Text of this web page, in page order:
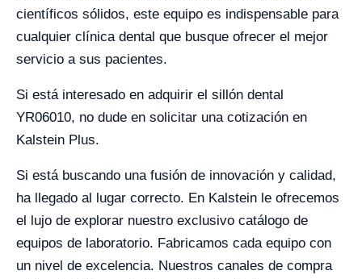
científicos sólidos, este equipo es indispensable para
cualquier clínica dental que busque ofrecer el mejor
servicio a sus pacientes.
Si está interesado en adquirir el sillón dental
YR06010, no dude en solicitar una cotización en
Kalstein Plus.
Si está buscando una fusión de innovación y calidad,
ha llegado al lugar correcto. En Kalstein le ofrecemos
el lujo de explorar nuestro exclusivo catálogo de
equipos de laboratorio. Fabricamos cada equipo con
un nivel de excelencia. Nuestros canales de compra